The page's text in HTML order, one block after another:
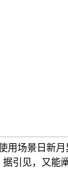
用场景日新
引见，又能